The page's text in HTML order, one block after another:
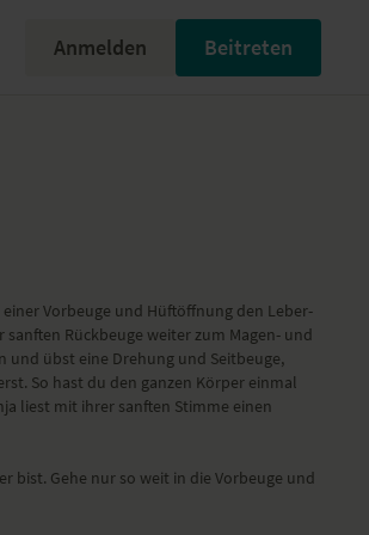
Anmelden Beitreten
Vorbeuge und Hüftöffnung den Leber-
Rückbeuge weiter zum Magen- und
und übst eine Drehung und Seitbeuge,
So hast du den ganzen Körper einmal
liest mit ihrer sanften Stimme einen
bist. Gehe nur so weit in die Vorbeuge und